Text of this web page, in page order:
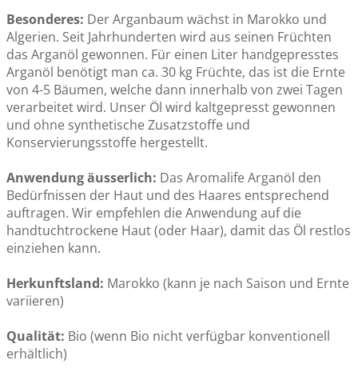
Besonderes: Der Arganbaum wächst in Marokko und
Algerien. Seit Jahrhunderten wird aus seinen Früchten
das Arganöl gewonnen. Für einen Liter handgepresstes
Arganöl benötigt man ca. 30 kg Früchte, das ist die Ernte
von 4-5 Bäumen, welche dann innerhalb von zwei Tagen
verarbeitet wird. Unser Öl wird kaltgepresst gewonnen
und ohne synthetische Zusatzstoffe und
Konservierungsstoffe hergestellt.
Anwendung äusserlich: Das Aromalife Arganöl den
Bedürfnissen der Haut und des Haares entsprechend
auftragen. Wir empfehlen die Anwendung auf die
handtuchtrockene Haut (oder Haar), damit das Öl restlos
einziehen kann.
Herkunftsland: Marokko (kann je nach Saison und Ernte
variieren)
Qualität: Bio (wenn Bio nicht verfügbar konventionell
erhältlich)